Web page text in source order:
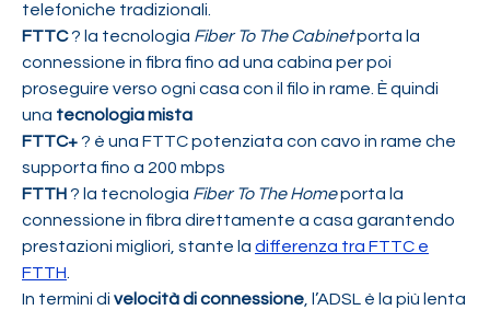
telefoniche tradizionali.
FTTC? la tecnologia Fiber To The Cabinetporta la
connessione in fibra fino ad una cabina per poi
proseguire verso ogni casa con il filo in rame. È quindi
una tecnologia mista
FTTC+ ? è una FTTC potenziata con cavo in rame che
supporta fino a 200 mbps
FTTH ? la tecnologia Fiber To The Homeporta la
connessione in fibra direttamente a casa garantendo
prestazioni migliori, stante la differenza tra FTTC e
FTTH
In termini di velocità di connessione , l’ADSL è la più lenta